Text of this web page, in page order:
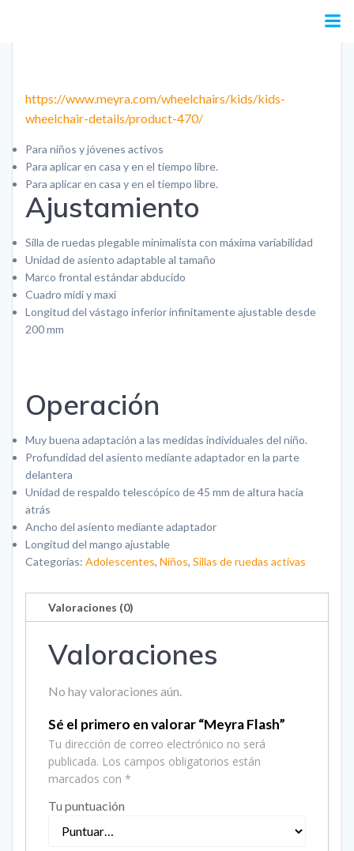
contenido
https://www.meyra.com/wheelchairs/kids/kids-
wheelchair-details/product-470/
Para niños y jóvenes activos
Para aplicar en casa y en el tiempo libre.
Para aplicar en casa y en el tiempo libre.
Ajustamiento
Silla de ruedas plegable minimalista con máxima variabilidad
Unidad de asiento adaptable al tamaño
Marco frontal estándar abducido
Cuadro midi y maxi
Longitud del vástago inferior infinitamente ajustable desde
200 mm
Operación
Muy buena adaptación a las medidas individuales del niño.
Profundidad del asiento mediante adaptador en la parte
delantera
Unidad de respaldo telescópico de 45 mm de altura hacia
atrás
Ancho del asiento mediante adaptador
Longitud del mango ajustable
Categorías: Adolescentes, Niños, Sillas de ruedas activas
Valoraciones (0)
Valoraciones
No hay valoraciones aún.
Sé el primero en valorar “Meyra Flash”
Tu dirección de correo electrónico no será
publicada. Los campos obligatorios están
marcados con *
Tu puntuación